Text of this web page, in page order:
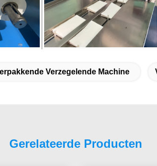
Verzegelende Machine
Gerelateerde Producten